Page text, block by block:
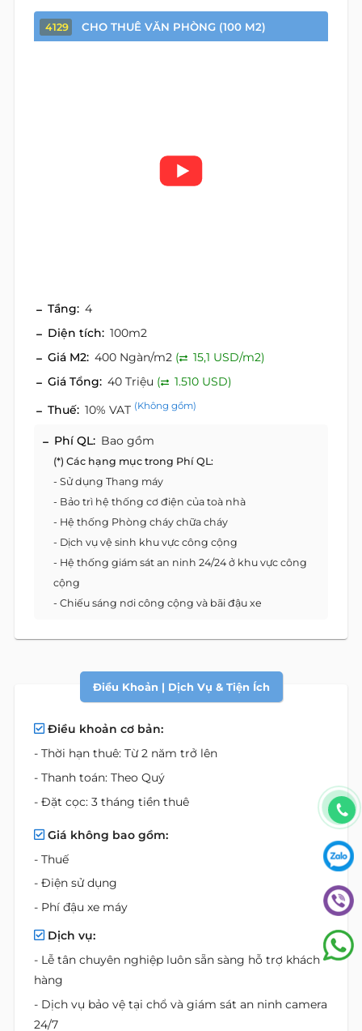
4129 CHO THUÊ VĂN PHÒNG (100 M2)
Tầng: 4
Diện tích: 100m2
Giá M2: 400 Ngàn/m2 (
15,1 USD/m2)
Giá Tổng: 40 Triệu (
1.510 USD)
Thuế: 10% VAT (Không gồm)
Phí QL: Bao gồm
(*) Các hạng mục trong Phí QL:
- Sử dụng Thang máy
- Bảo trì hệ thống cơ điện của toà nhà
- Hệ thống Phòng cháy chữa cháy
- Dịch vụ vệ sinh khu vực công cộng
- Hệ thống giám sát an ninh 24/24 ở khu vực công
cộng
- Chiếu sáng nơi công cộng và bãi đậu xe
Điều Khoản | Dịch Vụ & Tiện Ích
Điều khoản cơ bản:
- Thời hạn thuê: Từ 2 năm trở lên
- Thanh toán: Theo Quý
- Đặt cọc: 3 tháng tiền thuê
Giá không bao gồm:
- Thuế
- Điện sử dụng
- Phí đậu xe máy
Dịch vụ:
- Lễ tân chuyên nghiệp luôn sẵn sàng hỗ trợ khách
hàng
- Dịch vụ bảo vệ tại chổ và giám sát an ninh camera
24/7